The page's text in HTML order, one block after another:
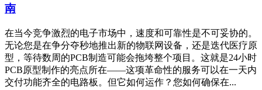
南
在当今竞争激烈的电子市场中，速度和可靠性是不可妥协的。
无论您是在争分夺秒地推出新的物联网设备，还是迭代医疗原
型，等待数周的PCB制造可能会拖垮整个项目。这就是24小时
PCB原型制作的亮点所在——这项革命性的服务可以在一天内
交付功能齐全的电路板。但它如何运作？您如何确保在...